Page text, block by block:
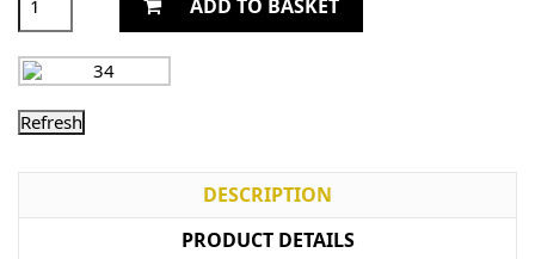
ADD TO BASKET
DESCRIPTION
PRODUCT DETAILS